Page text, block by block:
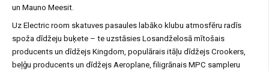
un Mauno Meesit.
Uz Electric room skatuves pasaules labāko klubu atmosfēru radīs
spoža dīdžeju buķete – te uzstāsies Losandželosā mītošais
producents un dīdžejs Kingdom, populārais itāļu dīdžejs Crookers,
beļģu producents un dīdžejs Aeroplane, filigrānais MPC sampleru